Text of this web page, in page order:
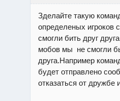
Зделайте такую
определеных игроков
смогли бить друг
мобов мы не смогли
друга.Например
будет отправлено
отказаться от дружбе